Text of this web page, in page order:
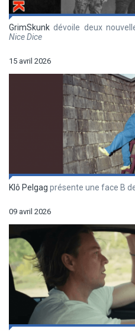
GrimSkunk dévoile deux
Nice Dice
15 avril 2026
Klô Pelgag présente une face B
09 avril 2026